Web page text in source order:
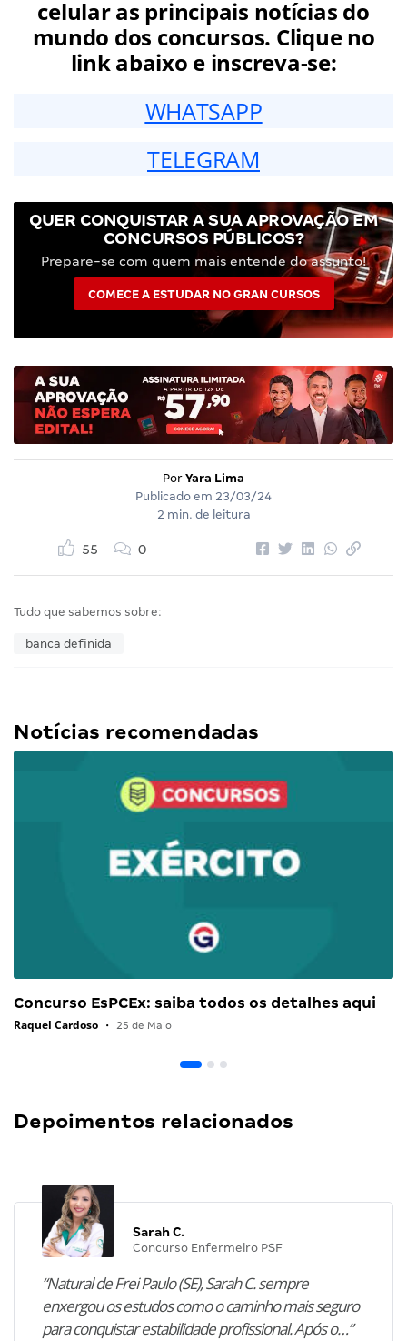
celular as principais notícias do
mundo dos concursos. Clique no
link abaixo e inscreva-se:
WHATSAPP
TELEGRAM
QUER CONQUISTAR A SUA APROVAÇÃO EM
CONCURSOS PÚBLICOS?
Prepare-se com quem mais entende do assunto!
COMECE A ESTUDAR NO GRAN CURSOS
Por Yara Lima
Publicado em 23/03/24
2 min. de leitura
55 0
Tudo que sabemos sobre:
banca definida
Notícias recomendadas
Concurso EsPCEx: saiba todos os detalhes aqui
Raquel Cardoso • 25 de Maio
Depoimentos relacionados
Sarah C.
Concurso Enfermeiro PSF
“Natural de Frei Paulo (SE), Sarah C. sempre
enxergou os estudos como o caminho mais seguro
para conquistar estabilidade profissional. Após o…”